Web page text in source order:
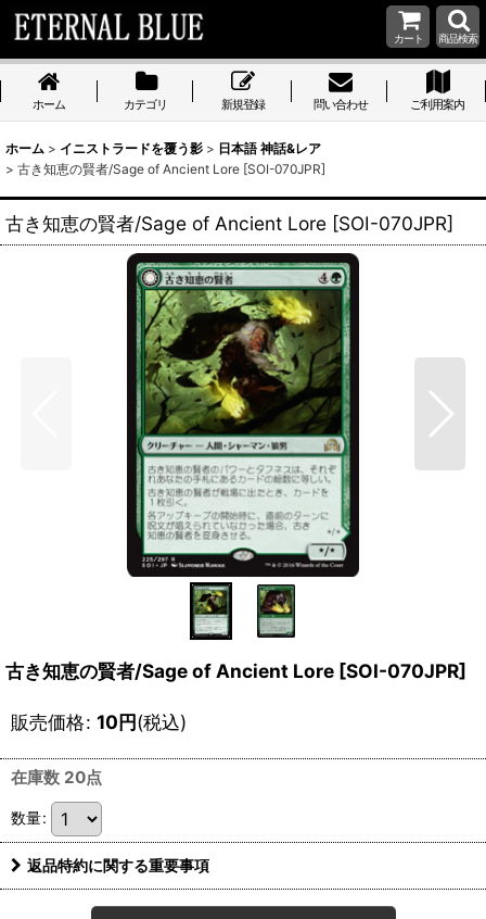
カート 商品検索
ホーム カテゴリ 新規登録 問い合わせ ご利用案内
ホーム > イニストラードを覆う影 > 日本語 神話&レア
> 古き知恵の賢者/Sage of Ancient Lore [SOI-070JPR]
古き知恵の賢者/Sage of Ancient Lore [SOI-070JPR]
古き知恵の賢者/Sage of Ancient Lore [SOI-070JPR]
販売価格: 10円(税込)
在庫数 20点
数量:
返品特約に関する重要事項